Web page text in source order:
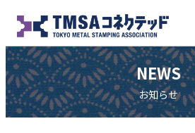
NEWS
お知らせ